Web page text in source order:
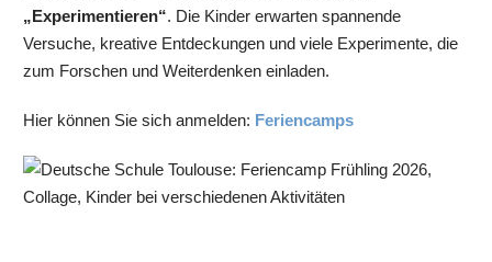
„Experimentieren“. Die Kinder erwarten spannende
Versuche, kreative Entdeckungen und viele Experimente, die
zum Forschen und Weiterdenken einladen.
Hier können Sie sich anmelden: Feriencamps